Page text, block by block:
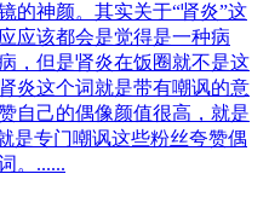
的神颜。其实关于“肾炎”这
应该都会是觉得是一种病
，但是肾炎在饭圈就不是这
炎这个词就是带有嘲讽的意
自己的偶像颜值很高，就是
是专门嘲讽这些粉丝夸赞偶
。......